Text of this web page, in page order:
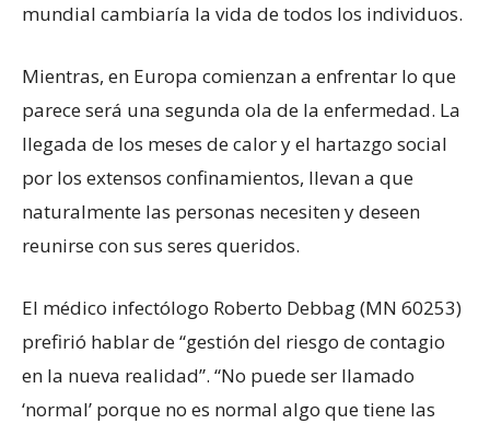
mundial cambiaría la vida de todos los individuos.
Mientras, en Europa comienzan a enfrentar lo que
parece será una segunda ola de la enfermedad. La
llegada de los meses de calor y el hartazgo social
por los extensos confinamientos, llevan a que
naturalmente las personas necesiten y deseen
reunirse con sus seres queridos.
El médico infectólogo Roberto Debbag (MN 60253)
prefirió hablar de “gestión del riesgo de contagio
en la nueva realidad”. “No puede ser llamado
‘normal’ porque no es normal algo que tiene las